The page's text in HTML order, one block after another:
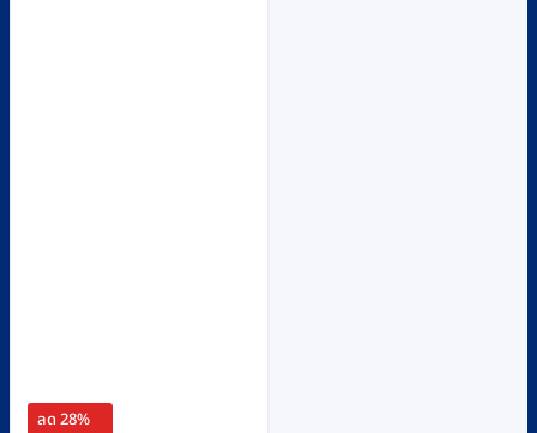
ลด 28%